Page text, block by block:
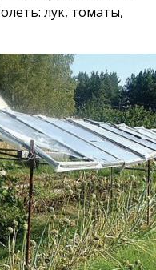
лук, томаты,